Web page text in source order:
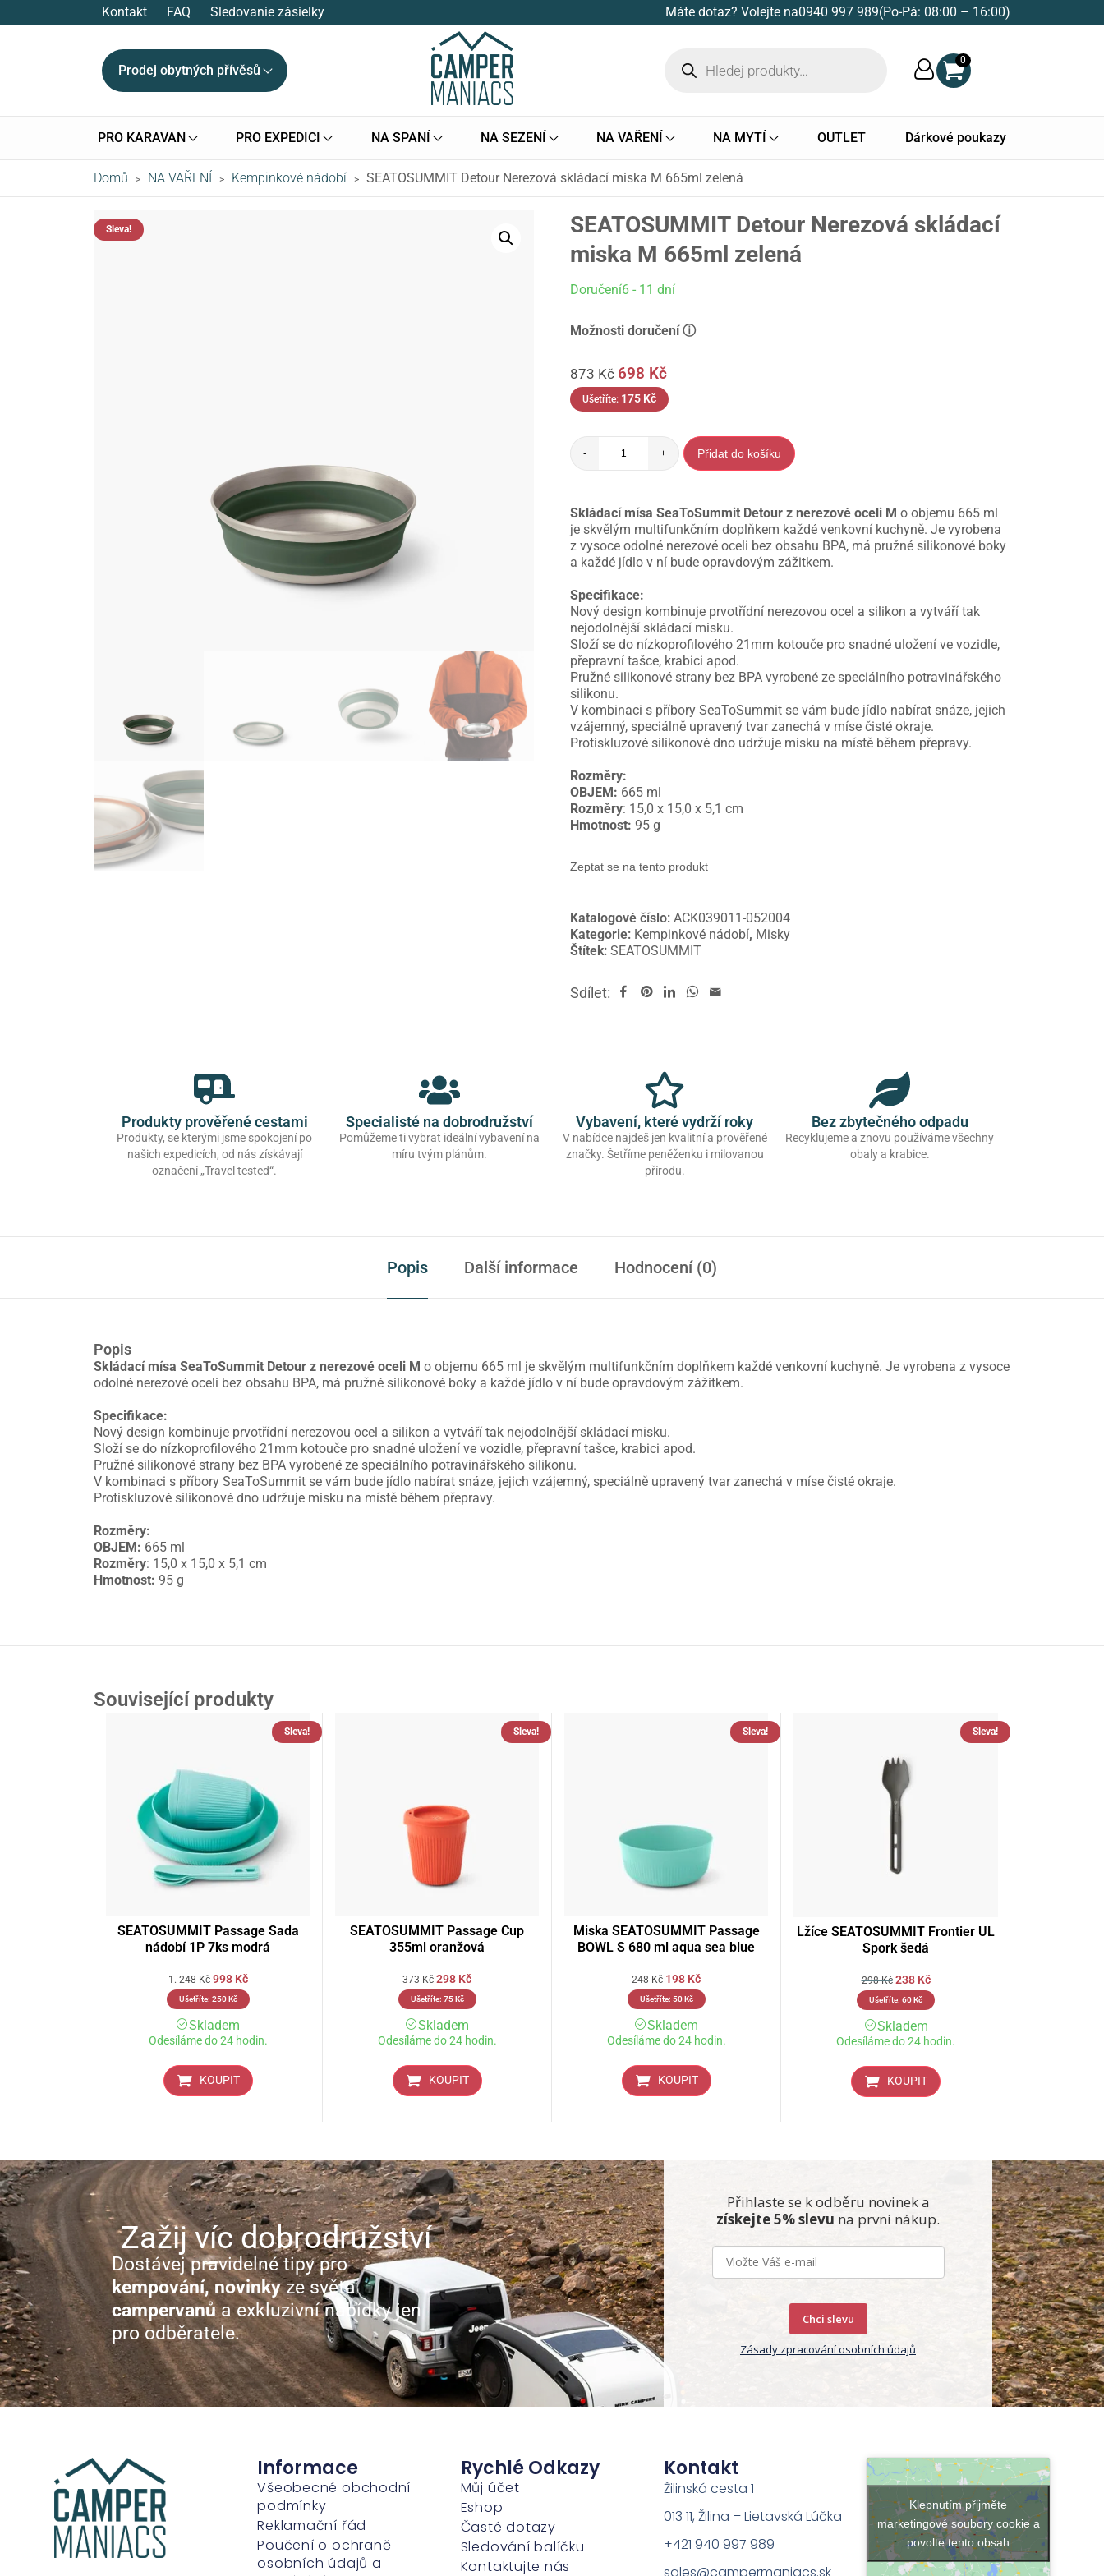
Kontakt FAQ Sledovanie zásielky Máte dotaz? Volejte na0940 997 989(Po-Pá: 08:00 – 16:00)
Prodej obytných přívěsů
0
PRO KARAVAN PRO EXPEDICI NA SPANÍ NA SEZENÍ NA VAŘENÍ NA MYTÍ OUTLET Dárkové poukazy
Domů > NA VAŘENÍ > Kempinkové nádobí > SEATOSUMMIT Detour Nerezová skládací miska M 665ml zelená
Sleva!
SEATOSUMMIT Detour Nerezová skládací
miska M 665ml zelená
Doručení6 - 11 dní
Možnosti doručení ⓘ
873Kč 698 Kč
Ušetříte: 175 Kč
- + Přidat do košíku
Skládací mísa SeaToSummit Detour z nerezové oceli M o objemu 665 ml
je skvělým multifunkčním doplňkem každé venkovní kuchyně. Je vyrobena
z vysoce odolné nerezové oceli bez obsahu BPA, má pružné silikonové boky
a každé jídlo v ní bude opravdovým zážitkem.
Specifikace:
Nový design kombinuje prvotřídní nerezovou ocel a silikon a vytváří tak
nejodolnější skládací misku.
Složí se do nízkoprofilového 21mm kotouče pro snadné uložení ve vozidle,
přepravní tašce, krabici apod.
Pružné silikonové strany bez BPA vyrobené ze speciálního potravinářského
silikonu.
V kombinaci s příbory SeaToSummit se vám bude jídlo nabírat snáze, jejich
vzájemný, speciálně upravený tvar zanechá v míse čisté okraje.
Protiskluzové silikonové dno udržuje misku na místě během přepravy.
Rozměry:
OBJEM: 665 ml
Rozměry: 15,0 x 15,0 x 5,1 cm
Hmotnost: 95 g
Zeptat se na tento produkt
Katalogové číslo:ACK039011-052004
Kategorie: Kempinkové nádobí, Misky
Štítek:SEATOSUMMIT
Sdílet:
Produkty prověřené cestami
Produkty, se kterými jsme spokojení po
našich expedicích, od nás získávají
označení „Travel tested“.
Specialisté na dobrodružství
Pomůžeme ti vybrat ideální vybavení na
míru tvým plánům.
Vybavení, které vydrží roky
V nabídce najdeš jen kvalitní a prověřené
značky. Šetříme peněženku i milovanou
přírodu.
Bez zbytečného odpadu
Recyklujeme a znovu používáme všechny
obaly a krabice.
Popis Další informace Hodnocení (0)
Popis
Skládací mísa SeaToSummit Detour z nerezové oceli M o objemu 665 ml je skvělým multifunkčním doplňkem každé venkovní kuchyně. Je vyrobena z vysoce
odolné nerezové oceli bez obsahu BPA, má pružné silikonové boky a každé jídlo v ní bude opravdovým zážitkem.
Specifikace:
Nový design kombinuje prvotřídní nerezovou ocel a silikon a vytváří tak nejodolnější skládací misku.
Složí se do nízkoprofilového 21mm kotouče pro snadné uložení ve vozidle, přepravní tašce, krabici apod.
Pružné silikonové strany bez BPA vyrobené ze speciálního potravinářského silikonu.
V kombinaci s příbory SeaToSummit se vám bude jídlo nabírat snáze, jejich vzájemný, speciálně upravený tvar zanechá v míse čisté okraje.
Protiskluzové silikonové dno udržuje misku na místě během přepravy.
Rozměry:
OBJEM: 665 ml
Rozměry: 15,0 x 15,0 x 5,1 cm
Hmotnost: 95 g
Související produkty
Sleva!
SEATOSUMMIT Passage Sada
nádobí 1P 7ks modrá
1. 248Kč 998 Kč
Ušetříte: 250Kč
Skladem
Odesíláme do 24 hodin.
KOUPIT
Sleva!
SEATOSUMMIT Passage Cup
355ml oranžová
373Kč 298 Kč
Ušetříte: 75Kč
Skladem
Odesíláme do 24 hodin.
KOUPIT
Sleva!
Miska SEATOSUMMIT Passage
BOWL S 680 ml aqua sea blue
248Kč 198 Kč
Ušetříte: 50Kč
Skladem
Odesíláme do 24 hodin.
KOUPIT
Sleva!
Lžíce SEATOSUMMIT Frontier UL
Spork šedá
298Kč 238 Kč
Ušetříte: 60Kč
Skladem
Odesíláme do 24 hodin.
KOUPIT
Zažij víc dobrodružství
Dostávej pravidelné tipy pro
kempování, novinkyze světa
campervanůa exkluzivní nabídky jen
pro odběratele.
Přihlaste se k odběru novinek a
získejte 5% slevu na první nákup.
Chci slevu
Zásady zpracování osobních údajů
Informace
Všeobecné obchodní
podmínky
Reklamační řád
Poučení o ochraně
osobních údajů a
Rychlé Odkazy
Můj účet
Eshop
Časté dotazy
Sledování balíčku
Kontaktujte nás
Kontakt
Žilinská cesta 1
013 11, Žilina – Lietavská Lúčka
+421 940 997 989
Klepnutím přijměte
marketingové soubory cookie a
povolte tento obsah